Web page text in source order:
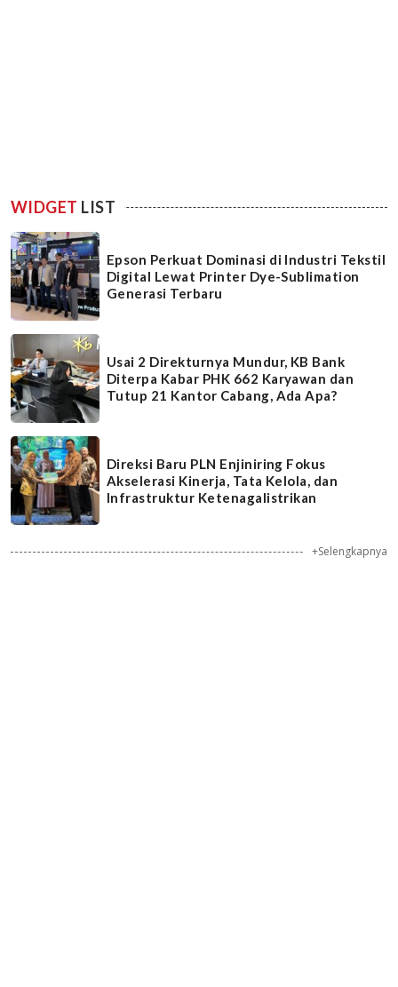
WIDGET LIST
Epson Perkuat Dominasi di Industri Tekstil
Digital Lewat Printer Dye-Sublimation
Generasi Terbaru
Usai 2 Direkturnya Mundur, KB Bank
Diterpa Kabar PHK 662 Karyawan dan
Tutup 21 Kantor Cabang, Ada Apa?
Direksi Baru PLN Enjiniring Fokus
Akselerasi Kinerja, Tata Kelola, dan
Infrastruktur Ketenagalistrikan
+Selengkapnya